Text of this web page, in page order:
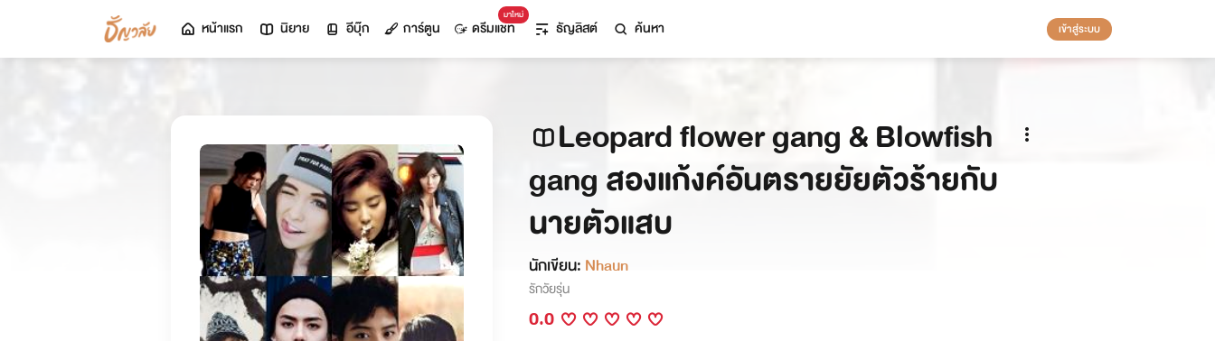
หน้าแรก นิยาย อีบุ๊ก การ์ตูน
มาใหม่
ดรีมแชท ธัญลิสต์ ค้นหา เข้าสู่ระบบ
Leopard flower gang & Blowfish
gang สองแก้งค์อันตรายยัยตัวร้ายกับ
นายตัวแสบ
นักเขียน: Nhaun
รักวัยรุ่น
0.0